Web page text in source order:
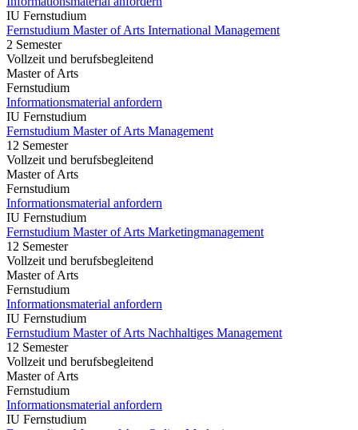
IU Fernstudium
Fernstudium Master of Arts International Management
2 Semester
Vollzeit und berufsbegleitend
Master of Arts
Fernstudium
Informationsmaterial anfordern
IU Fernstudium
Fernstudium Master of Arts Management
12 Semester
Vollzeit und berufsbegleitend
Master of Arts
Fernstudium
Informationsmaterial anfordern
IU Fernstudium
Fernstudium Master of Arts Marketingmanagement
12 Semester
Vollzeit und berufsbegleitend
Master of Arts
Fernstudium
Informationsmaterial anfordern
IU Fernstudium
Fernstudium Master of Arts Nachhaltiges Management
12 Semester
Vollzeit und berufsbegleitend
Master of Arts
Fernstudium
Informationsmaterial anfordern
IU Fernstudium